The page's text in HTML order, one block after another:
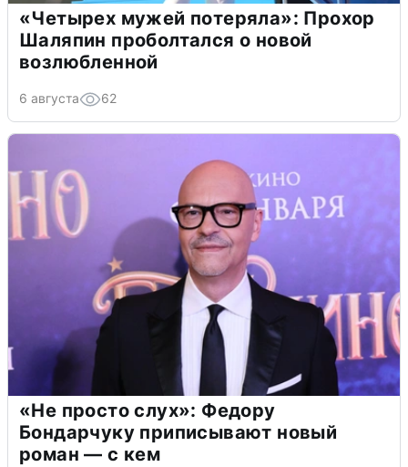
«Четырех мужей потеряла»: Прохор
Шаляпин проболтался о новой
возлюбленной
6 августа 62
«Не просто слух»: Федору
Бондарчуку приписывают новый
роман — с кем